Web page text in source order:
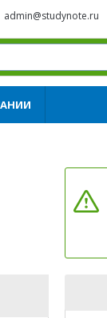
admin@studynote.ru